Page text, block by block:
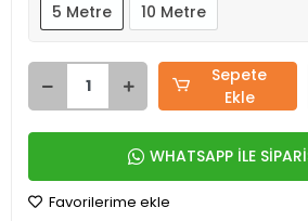
5 Metre
10 Metre
Sepete
Ekle
WHATSAPP İLE
Favorilerime ekle